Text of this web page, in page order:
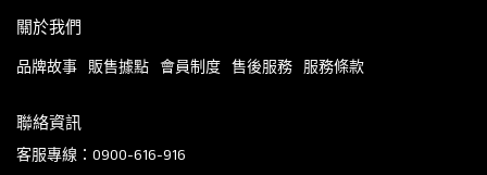
關於我們
品牌故事 販售據點 會員制度 售後服務 服務條款
聯絡資訊
客服專線：0900-616-916